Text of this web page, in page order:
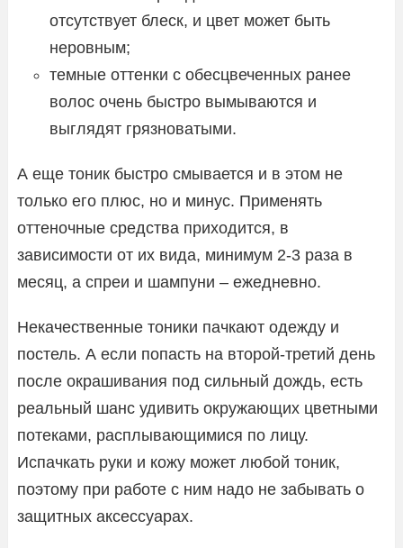
отсутствует блеск, и цвет может быть
неровным;
темные оттенки с обесцвеченных ранее
волос очень быстро вымываются и
выглядят грязноватыми.
А еще тоник быстро смывается и в этом не
только его плюс, но и минус. Применять
оттеночные средства приходится, в
зависимости от их вида, минимум 2-3 раза в
месяц, а спреи и шампуни – ежедневно.
Некачественные тоники пачкают одежду и
постель. А если попасть на второй-третий день
после окрашивания под сильный дождь, есть
реальный шанс удивить окружающих цветными
потеками, расплывающимися по лицу.
Испачкать руки и кожу может любой тоник,
поэтому при работе с ним надо не забывать о
защитных аксессуарах.